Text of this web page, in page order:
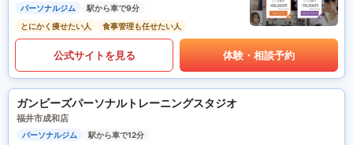
パーソナルジム
駅から車で9分
とにかく痩せたい人
食事管理も任せたい人
公式サイトを見る 体験・相談予約
ガンビーズパーソナルトレーニングスタジオ
福井市成和店
パーソナルジム 駅から車で12分